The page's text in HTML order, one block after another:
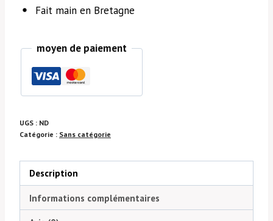
Fait main en Bretagne
moyen de paiement
UGS : ND
Catégorie : Sans catégorie
Description
Informations complémentaires